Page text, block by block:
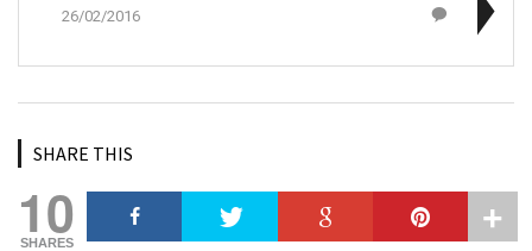
26/02/2016
SHARE THIS
10
SHARES